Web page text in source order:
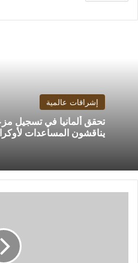
إشراقات عالمية
تحقق ألمانيا في تسجيل
يناقشون المساعدات